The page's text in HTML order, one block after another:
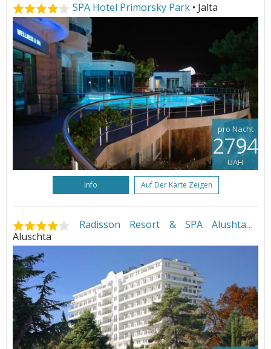
SPA Hotel Primorsky Park • Jalta
pro Nacht
2794
UAH
Info Auf Der Karte Zeigen
Radisson Resort & SPA Alushta
Aluschta